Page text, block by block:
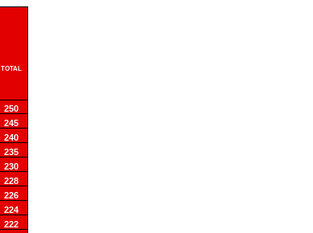
TOTAL
250
245
240
235
230
228
226
224
222